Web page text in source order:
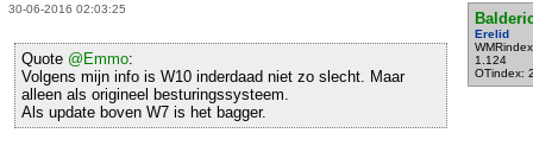
30-06-2016 02:03:25
Erelid
1.124
OTindex:
Quote @Emmo:
Volgens mijn info is W10 inderdaad niet zo slecht. Maar
alleen als origineel besturingssysteem.
Als update boven W7 is het bagger.